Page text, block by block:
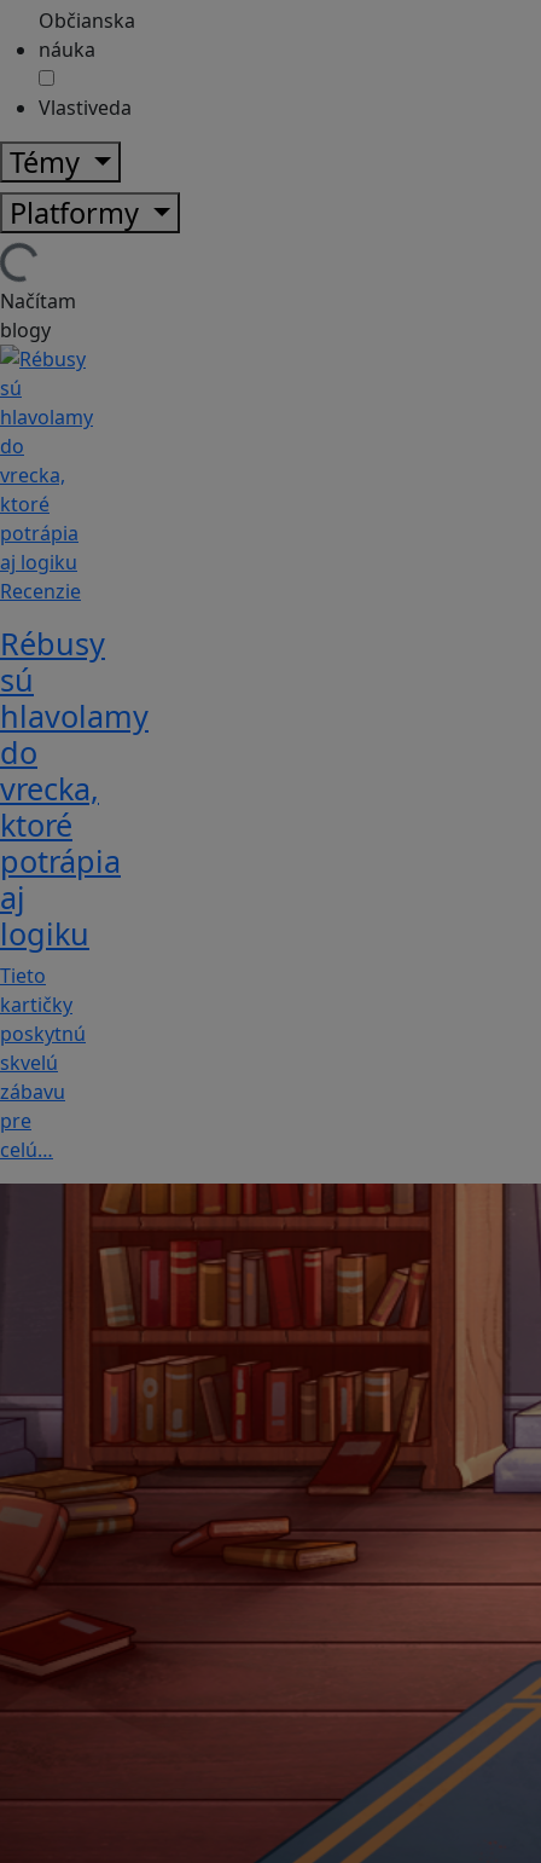
Občianska
náuka
Vlastiveda
Témy
Platformy
Načítam
blogy
Recenzie
Rébusy
sú
hlavolamy
do
vrecka,
ktoré
potrápia
aj
logiku
Tieto
kartičky
poskytnú
skvelú
zábavu
pre
celú…